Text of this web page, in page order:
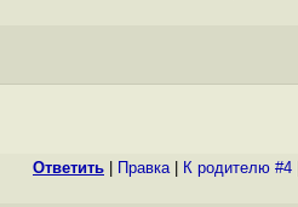
Ответить Правка| К родителю #4